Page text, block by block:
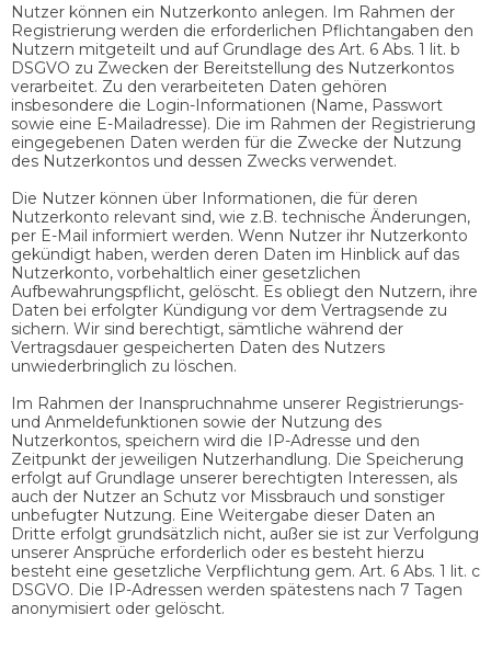
Nutzer können ein Nutzerkonto anlegen. Im Rahmen der
Registrierung werden die erforderlichen Pflichtangaben den
Nutzern mitgeteilt und auf Grundlage des Art. 6 Abs. 1 lit. b
DSGVO zu Zwecken der Bereitstellung des Nutzerkontos
verarbeitet. Zu den verarbeiteten Daten gehören
insbesondere die Login-Informationen (Name, Passwort
sowie eine E-Mailadresse). Die im Rahmen der Registrierung
eingegebenen Daten werden für die Zwecke der Nutzung
des Nutzerkontos und dessen Zwecks verwendet.
Die Nutzer können über Informationen, die für deren
Nutzerkonto relevant sind, wie z.B. technische Änderungen,
per E-Mail informiert werden. Wenn Nutzer ihr Nutzerkonto
gekündigt haben, werden deren Daten im Hinblick auf das
Nutzerkonto, vorbehaltlich einer gesetzlichen
Aufbewahrungspflicht, gelöscht. Es obliegt den Nutzern, ihre
Daten bei erfolgter Kündigung vor dem Vertragsende zu
sichern. Wir sind berechtigt, sämtliche während der
Vertragsdauer gespeicherten Daten des Nutzers
unwiederbringlich zu löschen.
Im Rahmen der Inanspruchnahme unserer Registrierungs-
und Anmeldefunktionen sowie der Nutzung des
Nutzerkontos, speichern wird die IP-Adresse und den
Zeitpunkt der jeweiligen Nutzerhandlung. Die Speicherung
erfolgt auf Grundlage unserer berechtigten Interessen, als
auch der Nutzer an Schutz vor Missbrauch und sonstiger
unbefugter Nutzung. Eine Weitergabe dieser Daten an
Dritte erfolgt grundsätzlich nicht, außer sie ist zur Verfolgung
unserer Ansprüche erforderlich oder es besteht hierzu
besteht eine gesetzliche Verpflichtung gem. Art. 6 Abs. 1 lit. c
DSGVO. Die IP-Adressen werden spätestens nach 7 Tagen
anonymisiert oder gelöscht.